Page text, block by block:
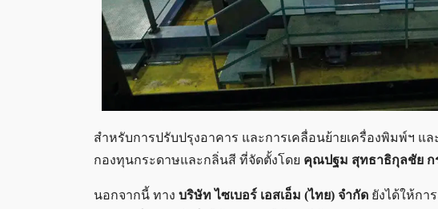
สำหรับการปรับปรุงอาคาร และการเคลื่อนย้ายเครื่องพิมพ์ฯ
กองทุนกระดาษและกลิ่นสี ที่จัดตั้งโดย คุณปฐม สุทธาธิกุลชัย ก
นอกจากนี้ ทาง บริษัท ไซเบอร์ เอสเอ็ม (ไทย) จำกัด ยังได้ให้กา